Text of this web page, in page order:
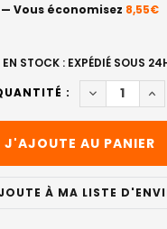
— Vous économisez 8,55€
EN STOCK : EXPÉDIÉ SOUS
:
DIMINUER
À MA LISTE